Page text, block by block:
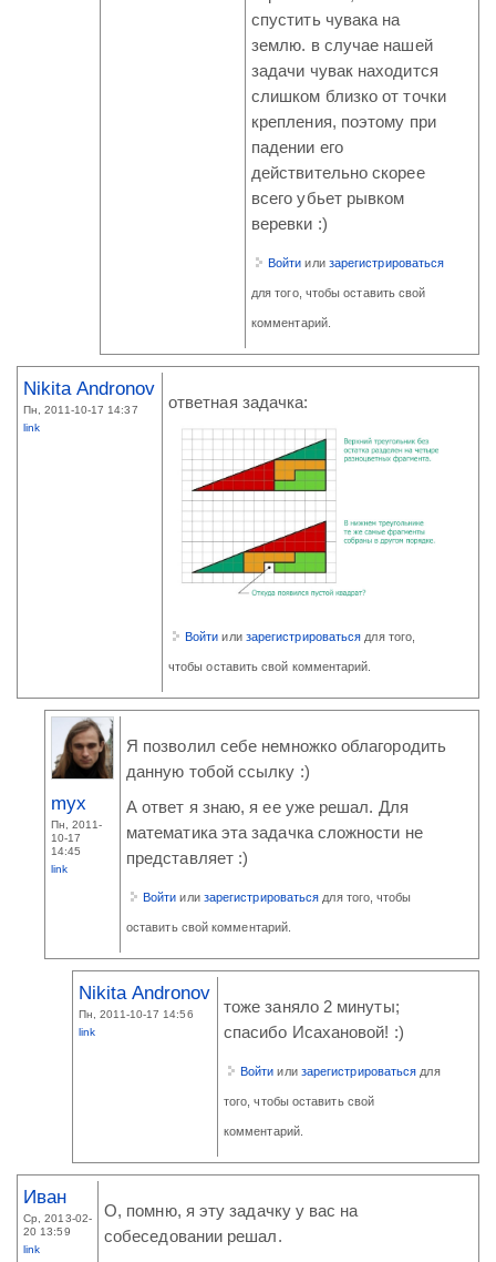
спустить чувака на
землю. в случае нашей
задачи чувак находится
слишком близко от точки
крепления, поэтому при
падении его
действительно скорее
всего убьет рывком
веревки :)
Войти или зарегистрироваться
для того, чтобы оставить свой
комментарий.
Nikita Andronov
Пн, 2011-10-17 14:37
link
ответная задачка:
Войти или зарегистрироваться для того,
чтобы оставить свой комментарий.
myx
Пн, 2011-
10-17
14:45
link
Я позволил себе немножко облагородить
данную тобой ссылку :)
А ответ я знаю, я ее уже решал. Для
математика эта задачка сложности не
представляет :)
Войти или зарегистрироваться для того, чтобы
оставить свой комментарий.
Nikita Andronov
Пн, 2011-10-17 14:56
link
тоже заняло 2 минуты;
спасибо Исахановой! :)
Войти или зарегистрироваться для
того, чтобы оставить свой
комментарий.
Иван
Ср, 2013-02-
20 13:59
link
О, помню, я эту задачку у вас на
собеседовании решал.